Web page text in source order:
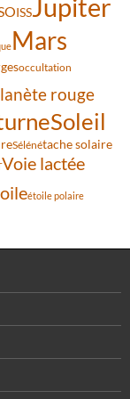
ISSJupiter
Mars
occultation
rouge
Soleil
Sélénétache solaire
Voie lactée
étoile polaire